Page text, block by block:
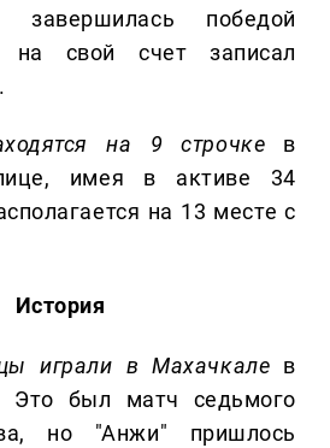
победой
на свой счет записал
на 9 строчке в
имея в активе 34
на 13 месте с
История
играли в Махачкале в
Это был матч седьмого
но "Анжи" пришлось